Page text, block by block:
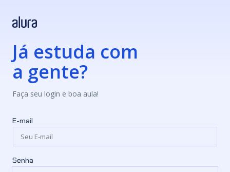
Já estuda com
a gente?
Faça seu login e boa aula!
E-mail
Senha